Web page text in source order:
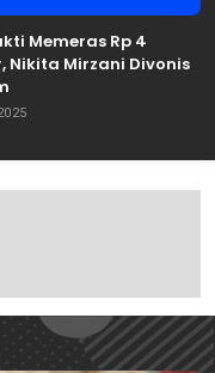
Memeras Rp 4
Nikita Mirzani Divonis